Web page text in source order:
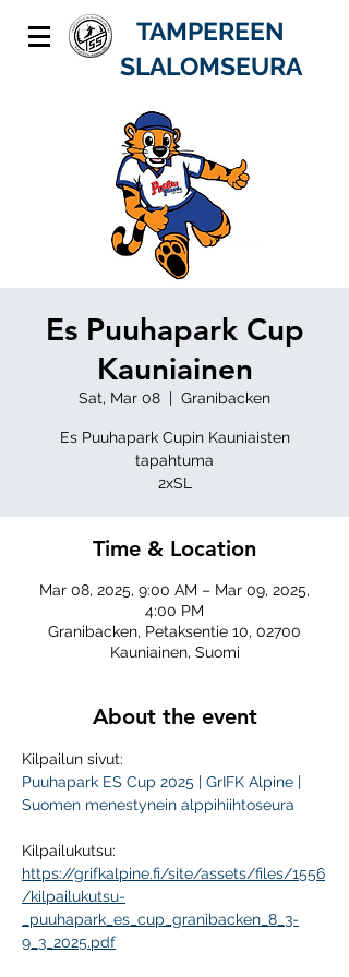
TAMPEREEN
SLALOMSEURA
Es Puuhapark Cup
Kauniainen
Sat, Mar 08
  |
Granibacken
Es Puuhapark Cupin Kauniaisten
tapahtuma
2xSL
Time & Location
Mar 08, 2025, 9:00 AM – Mar 09, 2025,
4:00 PM
Granibacken, Petaksentie 10, 02700
Kauniainen, Suomi
About the event
Kilpailun sivut:
Puuhapark ES Cup 2025 | GrIFK Alpine |
Suomen menestynein alppihiihtoseura
Kilpailukutsu:
https://grifkalpine.fi/site/assets/files/1556
/kilpailukutsu-
_puuhapark_es_cup_granibacken_8_3-
9_3_2025.pdf